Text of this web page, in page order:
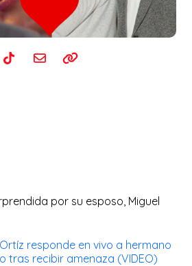
por su esposo, Miguel
responde en vivo a hermano
tras recibir amenaza (VIDEO)